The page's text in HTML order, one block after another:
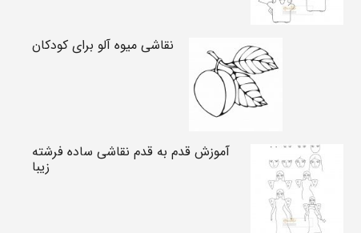
نقاشی میوه آلو برای کودکان
آموزش قدم به قدم نقاشی ساده فرشته
زیبا